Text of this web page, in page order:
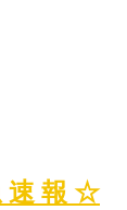
速 報 ☆